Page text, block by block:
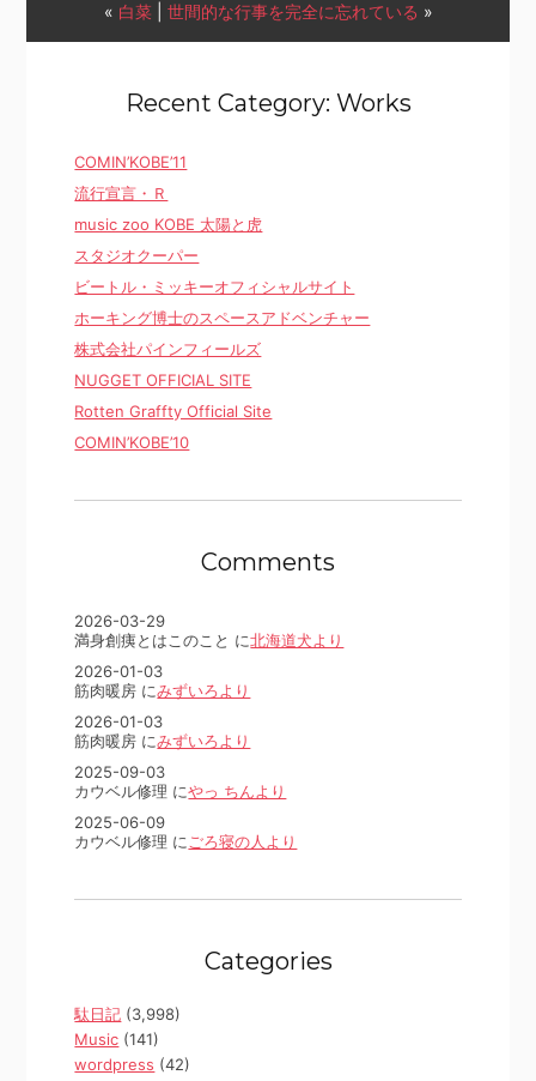
« 白菜| 世間的な行事を完全に忘れている »
Recent Category: Works
COMIN’KOBE’11
流行宣言・Ｒ
music zoo KOBE 太陽と虎
スタジオクーパー
ビートル・ミッキーオフィシャルサイト
ホーキング博士のスペースアドベンチャー
株式会社パインフィールズ
NUGGET OFFICIAL SITE
Rotten Graffty Official Site
COMIN’KOBE’10
Comments
2026-03-29
満身創痍とはこのこと に北海道犬より
2026-01-03
筋肉暖房 にみずいろより
2026-01-03
筋肉暖房 にみずいろより
2025-09-03
カウベル修理 にやっ ちんより
2025-06-09
カウベル修理 に ごろ寝の人より
Categories
駄日記 (3,998)
Music (141)
wordpress (42)